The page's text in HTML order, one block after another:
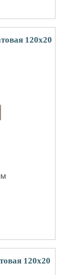
120x20
120x20